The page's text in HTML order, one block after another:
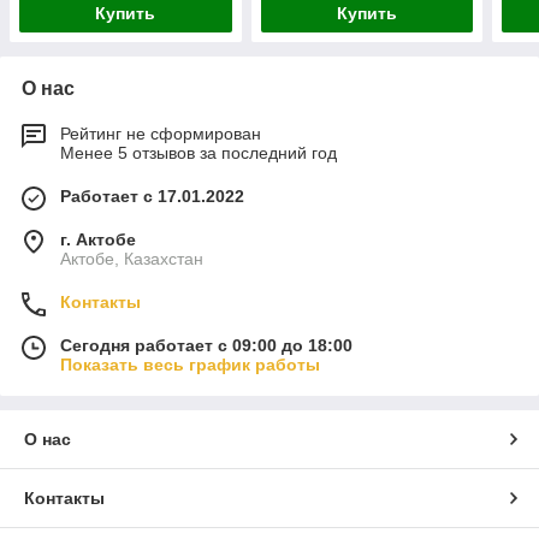
Купить Купить
О нас
Рейтинг не сформирован
Менее 5 отзывов за последний год
Работает с 17.01.2022
г. Актобе
Актобе, Казахстан
Контакты
Сегодня работает с 09:00 до 18:00
Показать весь график работы
О нас
Контакты